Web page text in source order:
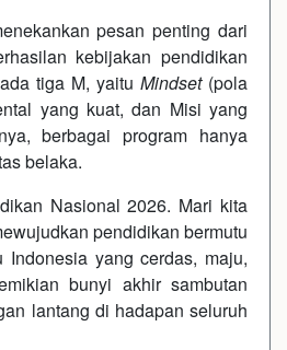
pesan penting dari
kebijakan pendidikan
tiga M, yaitu Mindset(pola
yang kuat, dan Misi yang
berbagai program hanya
belaka.
Nasional 2026. Mari kita
pendidikan bermutu
Indonesia yang cerdas, maju,
bunyi akhir sambutan
lantang di hadapan seluruh